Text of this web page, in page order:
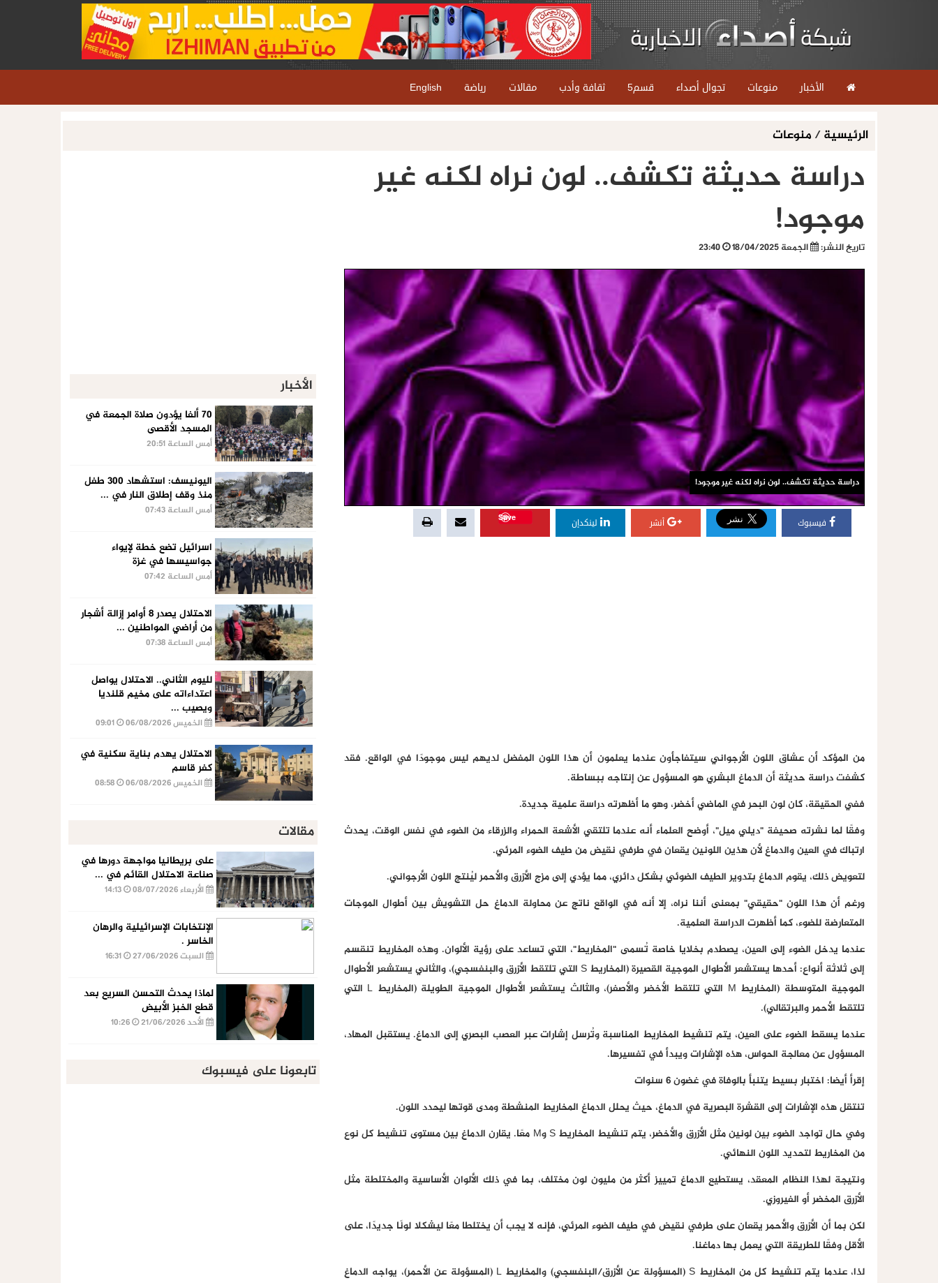
الأخبار منوعات تجوال أصداء قسم5 ثقافة وأدب مقالات رياضة English
الرئيسية/ منوعات
دراسة حديثة تكشف.. لون نراه لكنه غير
موجود!
تاريخ النشر: الجمعة 18/04/2025
دراسة حديثة تكشف.. لون نراه لكنه غير موجود!
فيسبوك أنشر لينكدإن
Save
من المؤكد أن عشاق اللون الأرجواني سيتفاجأون عندما يعلمون أن هذا اللون المفضل لديهم ليس موجودًا في الواقع. فقد
كشفت دراسة حديثة أن الدماغ البشري هو المسؤول عن إنتاجه ببساطة.
ففي الحقيقة، كان لون البحر في الماضي أخضر، وهو ما أظهرته دراسة علمية جديدة.
وفقًا لما نشرته صحيفة "ديلي ميل"، أوضح العلماء أنه عندما تلتقي الأشعة الحمراء والزرقاء من الضوء في نفس الوقت، يحدث
ارتباك في العين والدماغ لأن هذين اللونين يقعان في طرفي نقيض من طيف الضوء المرئي.
لتعويض ذلك، يقوم الدماغ بتدوير الطيف الضوئي بشكل دائري، مما يؤدي إلى مزج الأزرق والأحمر ليُنتج اللون الأرجواني.
ورغم أن هذا اللون "حقيقي" بمعنى أننا نراه، إلا أنه في الواقع ناتج عن محاولة الدماغ حل التشويش بين أطوال الموجات
المتعارضة للضوء، كما أظهرت الدراسة العلمية.
عندما يدخل الضوء إلى العين، يصطدم بخلايا خاصة تُسمى "المخاريط"، التي تساعد على رؤية الألوان. وهذه المخاريط تنقسم
إلى ثلاثة أنواع: أحدها يستشعر الأطوال الموجية القصيرة (المخاريط S التي تلتقط الأزرق والبنفسجي)، والثاني يستشعر الأطوال
الموجية المتوسطة (المخاريط M التي تلتقط الأخضر والأصفر)، والثالث يستشعر الأطوال الموجية الطويلة (المخاريط L التي
تلتقط الأحمر والبرتقالي).
عندما يسقط الضوء على العين، يتم تنشيط المخاريط المناسبة وتُرسل إشارات عبر العصب البصري إلى الدماغ. يستقبل المهاد،
المسؤول عن معالجة الحواس، هذه الإشارات ويبدأ في تفسيرها.
إقرأ أيضا: اختبار بسيط يتنبأ بالوفاة في غضون 6 سنوات
تنتقل هذه الإشارات إلى القشرة البصرية في الدماغ، حيث يحلل الدماغ المخاريط المنشطة ومدى قوتها ليحدد اللون.
وفي حال تواجد الضوء بين لونين مثل الأزرق والأخضر، يتم تنشيط المخاريط S وM معًا. يقارن الدماغ بين مستوى تنشيط كل نوع
من المخاريط لتحديد اللون النهائي.
ونتيجة لهذا النظام المعقد، يستطيع الدماغ تمييز أكثر من مليون لون مختلف، بما في ذلك الألوان الأساسية والمختلطة مثل
الأزرق المخضر أو الفيروزي.
لكن بما أن الأزرق والأحمر يقعان على طرفي نقيض في طيف الضوء المرئي، فإنه لا يجب أن يختلطا معًا ليشكلا لونًا جديدًا، على
الأقل وفقًا للطريقة التي يعمل بها دماغنا.
لذا، عندما يتم تنشيط كل من المخاريط S (المسؤولة عن الأزرق/البنفسجي) والمخاريط L (المسؤولة عن الأحمر)، يواجه الدماغ
الأخبار
70 ألفا يؤدون صلاة الجمعة في
المسجد الأقصى
أمس الساعة 20:51
اليونيسف: استشهاد 300 طفل
منذ وقف إطلاق النار في ...
أمس الساعة 07:43
اسرائيل تضع خطة لإيواء
جواسيسها في غزة
أمس الساعة 07:42
الاحتلال يصدر 8 أوامر إزالة أشجار
من أراضي المواطنين ...
أمس الساعة 07:38
لليوم الثاني.. الاحتلال يواصل
اعتداءاته على مخيم قلنديا
ويصيب ...
الخميس 06/08/2026
الاحتلال يهدم بناية سكنية في
كفر قاسم
الخميس 06/08/2026
مقالات
على بريطانيا مواجهة دورها في
صناعة الاحتلال القائم في ...
الأربعاء 08/07/2026
الإنتخابات الإسرائيلية والرهان
الخاسر .
السبت 27/06/2026
لماذا يحدث التحسن السريع بعد
قطع الخبز الأبيض
الأحد 21/06/2026
تابعونا على فيسبوك